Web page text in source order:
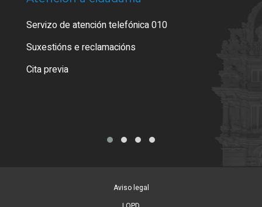
Servizo de atención telefónica 010
Suxestións e reclamacións
Cita previa
Aviso legal